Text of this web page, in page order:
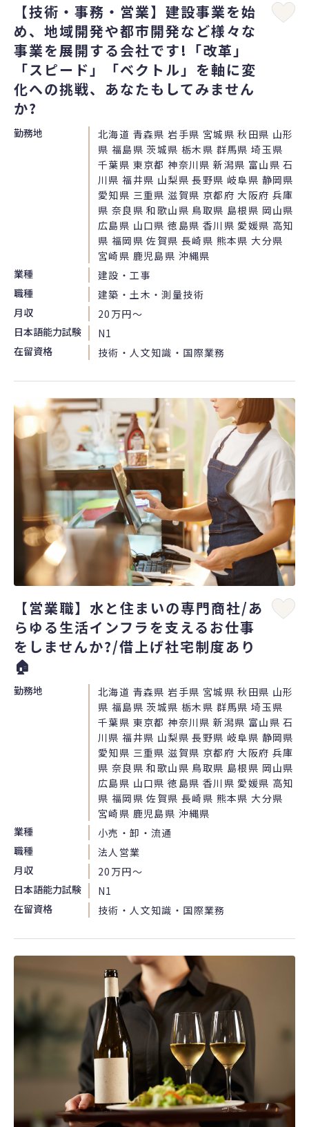
【技術・事務・営業】建設事業を始
め、地域開発や都市開発など様々な
事業を展開する会社です!「改革」
「スピード」「ベクトル」を軸に変
化への挑戦、あなたもしてみません
か?
勤務地
北海道 青森県 岩手県 宮城県 秋田県 山形
県 福島県 茨城県 栃木県 群馬県 埼玉県
千葉県 東京都 神奈川県 新潟県 富山県 石
川県 福井県 山梨県 長野県 岐阜県 静岡県
愛知県 三重県 滋賀県 京都府 大阪府 兵庫
県 奈良県 和歌山県 鳥取県 島根県 岡山県
広島県 山口県 徳島県 香川県 愛媛県 高知
県 福岡県 佐賀県 長崎県 熊本県 大分県
宮崎県 鹿児島県 沖縄県
業種
建設・工事
職種
建築・土木・測量技術
月収
20万円〜
日本語能力試験
N1
在留資格
技術・人文知識・国際業務
【営業職】水と住まいの専門商社/あ
らゆる生活インフラを支えるお仕事
をしませんか?/借上げ社宅制度あり
🏠
勤務地
北海道 青森県 岩手県 宮城県 秋田県 山形
県 福島県 茨城県 栃木県 群馬県 埼玉県
千葉県 東京都 神奈川県 新潟県 富山県 石
川県 福井県 山梨県 長野県 岐阜県 静岡県
愛知県 三重県 滋賀県 京都府 大阪府 兵庫
県 奈良県 和歌山県 鳥取県 島根県 岡山県
広島県 山口県 徳島県 香川県 愛媛県 高知
県 福岡県 佐賀県 長崎県 熊本県 大分県
宮崎県 鹿児島県 沖縄県
業種
小売・卸・流通
職種
法人営業
月収
20万円〜
日本語能力試験
N1
在留資格
技術・人文知識・国際業務